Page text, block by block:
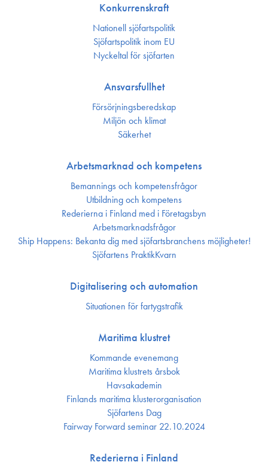
Konkurrenskraft
Nationell sjöfartspolitik
Sjöfarts­politik inom EU
Nyckeltal för sjöfarten
Ansvarsfullhet
Försörjnings­beredskap
Miljön och klimat
Säkerhet
Arbetsmarknad och kompetens
Bemannings och kompetens­frågor
Utbildning och kompetens
Rederierna i Finland med i Företagsbyn
Arbetsmarknadsfrågor
Ship Happens: Bekanta dig med sjöfartsbranchens möjligheter!
Sjöfartens PraktikKvarn
Digitalisering och automation
Situationen för fartygstrafik
Maritima klustret
Kommande evenemang
Maritima klustrets årsbok
Havsakademin
Finlands maritima kluster­organisation
Sjöfartens Dag
Fairway Forward seminar 22.10.2024
Rederierna i Finland